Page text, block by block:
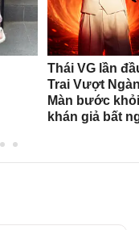
Thái VG lần
Trai Vượt
Màn bước
khán giả bất